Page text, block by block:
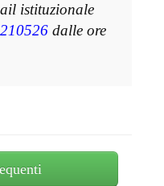
istituzionale
dalle ore